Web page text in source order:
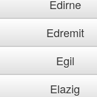
Edirne
Edremit
Egil
Elazig